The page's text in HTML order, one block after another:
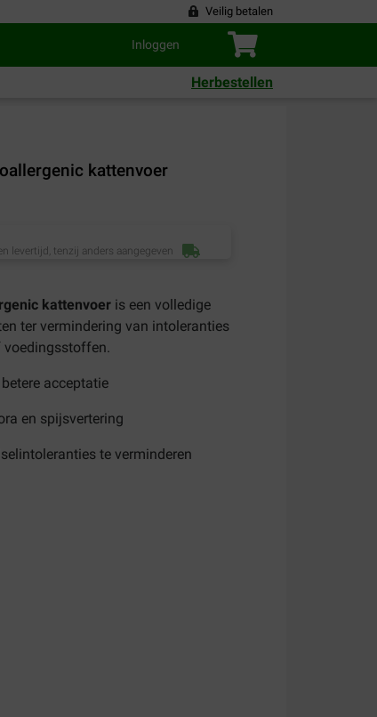
Veilig betalen
Inloggen
Herbestellen
kattenvoer
levertijd, tenzij anders aangegeven
kattenvoer is een volledige
ter vermindering van intoleranties
voedingsstoffen.
acceptatie
en spijsvertering
te verminderen